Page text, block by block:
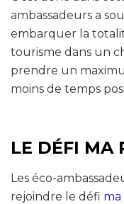
ambassadeurs a
embarquer la
tourisme dans un
prendre un
moins de temps
LE DÉFI MA
Les éco-
rejoindre le défi